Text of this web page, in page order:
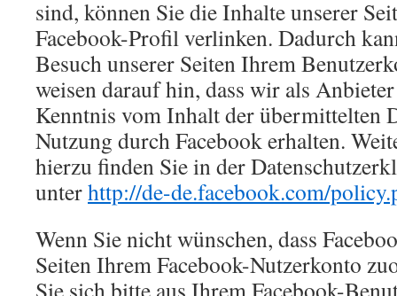
sind, können Sie die Inhalte unserer
Facebook-Profil verlinken. Dadurch
Besuch unserer Seiten Ihrem
weisen darauf hin, dass wir als
Kenntnis vom Inhalt der übermittelten
Nutzung durch Facebook erhalten.
hierzu finden Sie in der
unterhttp://de-de.facebook.com/
Wenn Sie nicht wünschen, dass
Seiten Ihrem Facebook-Nutzerkonto
Sie sich bitte aus Ihrem Facebook-